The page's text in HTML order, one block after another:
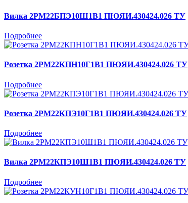
Вилка 2РМ22БПЭ10Ш1В1 ПЮЯИ.430424.026 ТУ
Подробнее
Розетка 2РМ22КПН10Г1В1 ПЮЯИ.430424.026 ТУ
Подробнее
Розетка 2РМ22КПЭ10Г1В1 ПЮЯИ.430424.026 ТУ
Подробнее
Вилка 2РМ22КПЭ10Ш1В1 ПЮЯИ.430424.026 ТУ
Подробнее